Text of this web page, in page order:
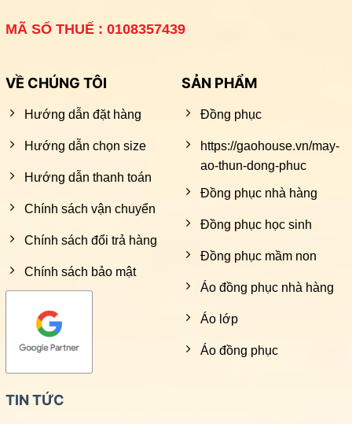
MÃ SỐ THUẾ : 0108357439
VỀ CHÚNG TÔI
Hướng dẫn đặt hàng
Hướng dẫn chọn size
Hướng dẫn thanh toán
Chính sách vận chuyển
Chính sách đổi trả hàng
Chính sách bảo mật
SẢN PHẨM
Đồng phục
https://gaohouse.vn/may-
ao-thun-dong-phuc
Đồng phục nhà hàng
Đồng phục học sinh
Đồng phục mầm non
Áo đồng phục nhà hàng
Áo lớp
Áo đồng phục
TIN TỨC